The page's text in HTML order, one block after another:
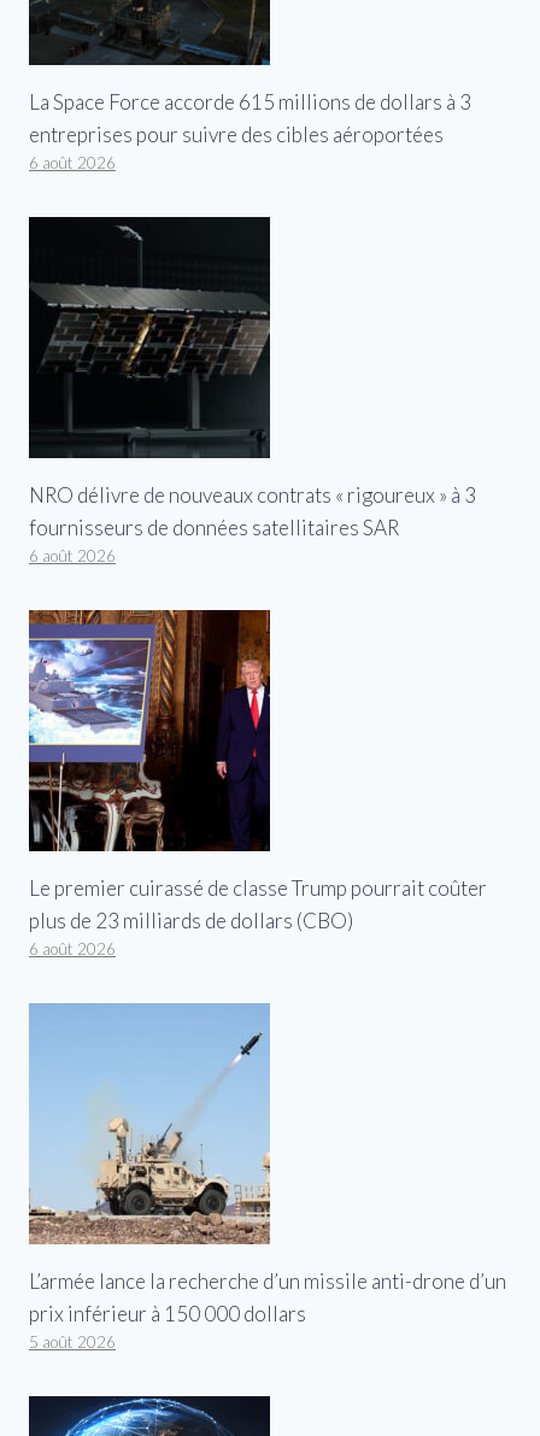
La Space Force accorde 615 millions de dollars à 3
entreprises pour suivre des cibles aéroportées
6 août 2026
NRO délivre de nouveaux contrats « rigoureux » à 3
fournisseurs de données satellitaires SAR
6 août 2026
Le premier cuirassé de classe Trump pourrait coûter
plus de 23 milliards de dollars (CBO)
6 août 2026
L’armée lance la recherche d’un missile anti-drone d’un
prix inférieur à 150 000 dollars
5 août 2026